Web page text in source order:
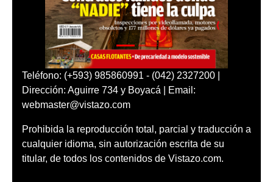
Teléfono: (+593) 985860991 - (042) 2327200 |
Dirección: Aguirre 734 y Boyacá | Email:
webmaster@vistazo.com
Prohibida la reproducción total, parcial y traducción a
cualquier idioma, sin autorización escrita de su
titular, de todos los contenidos de Vistazo.com.